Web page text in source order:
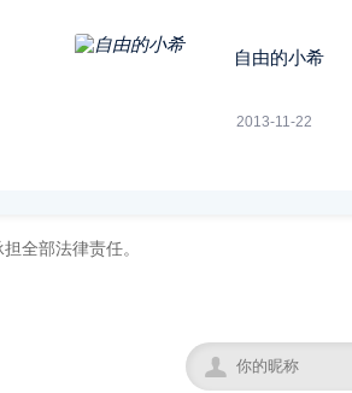
自由的小希
2013-11-22
